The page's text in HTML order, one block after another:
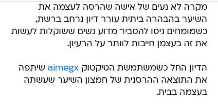
מקרה לא נעים של אישה שהרסה לעצמה את
השיער בהבהרה ביתית עורר דיון נרחב ברשת,
כשמומחים ניסו להסביר מדוע נשים ששוקלות לעשות
את זה בעצמן חייבות לוותר על הרעיון.
הדיון החל כשמשתמשת הטיקטוקaimegx שיתפה
את התוצאה ההרסנית של חמצון השיער שעשתה
בעצמה בבית.